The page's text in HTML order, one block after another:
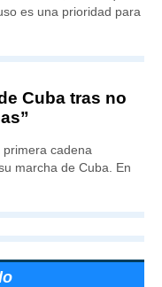
es una prioridad para
Cuba tras no
cadena
marcha de Cuba. En